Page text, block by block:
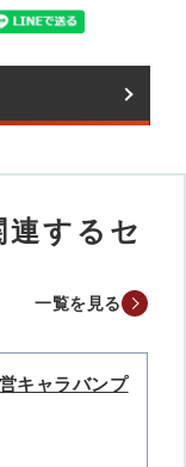
連するセ
一覧を見る
キャラバンプ